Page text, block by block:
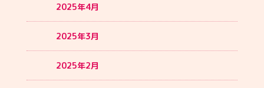
2025年4月
2025年3月
2025年2月